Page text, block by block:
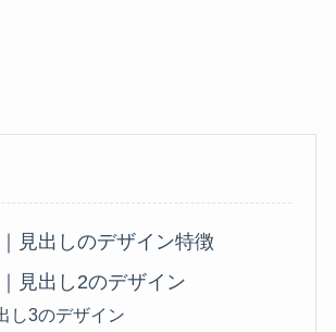
見出しのデザイン特徴
見出し2のデザイン
し3のデザイン